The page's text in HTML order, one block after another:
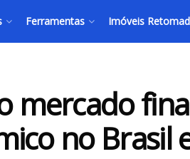
Ferramentas Imóveis
mercado
no Brasil